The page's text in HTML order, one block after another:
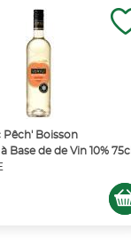
Pêch' Boisson
Base de de Vin 10% 75cl